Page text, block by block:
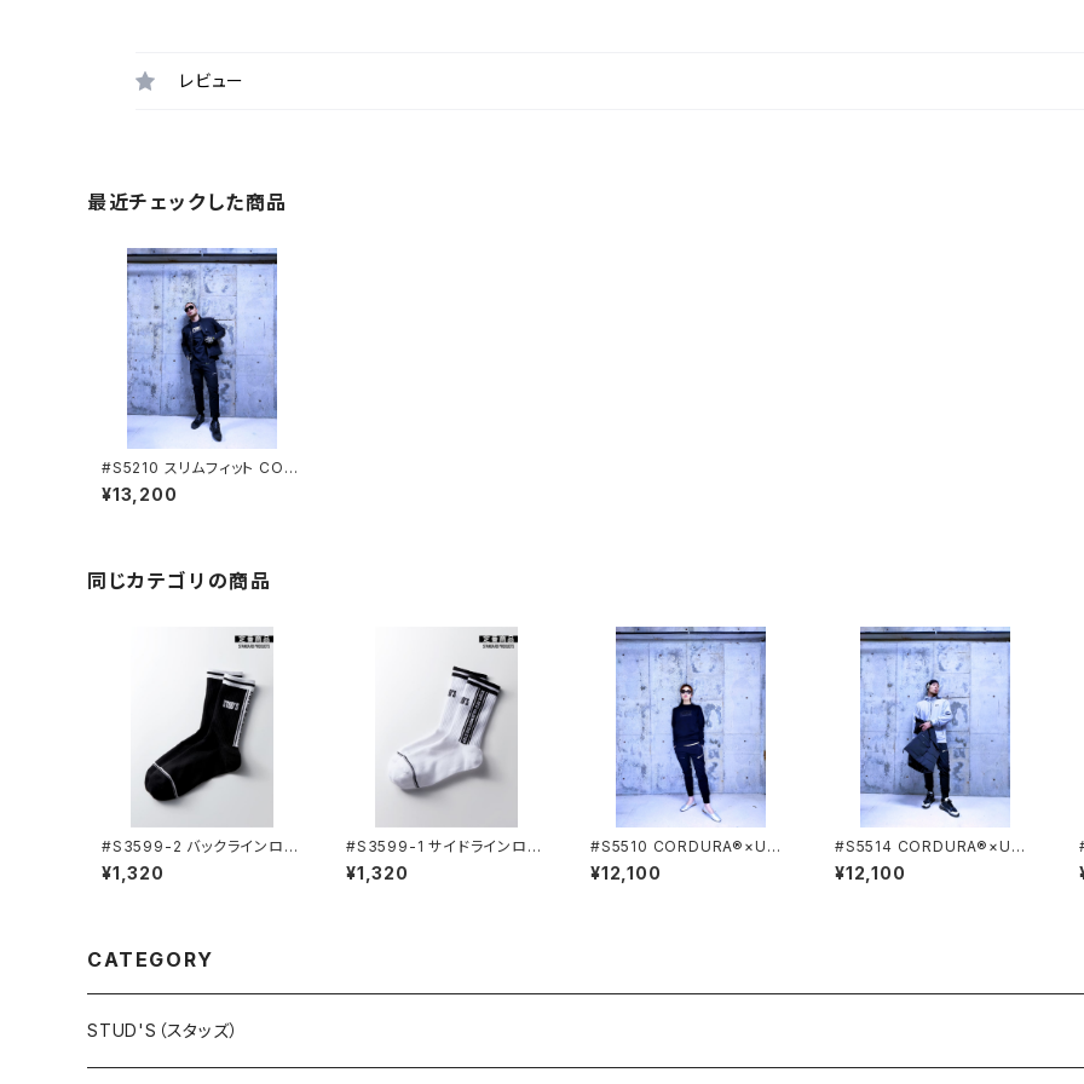
レビュー
最近チェックした商品
#S5210 スリムフィット COR
DURA NYCO 縦横ストレッチ
ブルゾン STUD'S[スタッズ]
¥13,200
同じカテゴリの商品
#S3599-2 バックラインロゴ
STUD'S ソックス STUD'S
[スタッズ]
¥1,320
#S3599-1 サイドラインロゴ
STUD'S ソックス STUD'S
[スタッズ]
¥1,320
#S5510 CORDURA®×USA
コットン プルオーバーシャツ
STUD'S[スタッズ]
¥12,100
#S5514 CORDURA®×USA
コットン ジップアップパーカー
STUD'S[スタッズ]
¥12,100
CATEGORY
STUD'S（スタッズ）